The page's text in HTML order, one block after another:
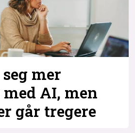
mer
AI, men
går tregere